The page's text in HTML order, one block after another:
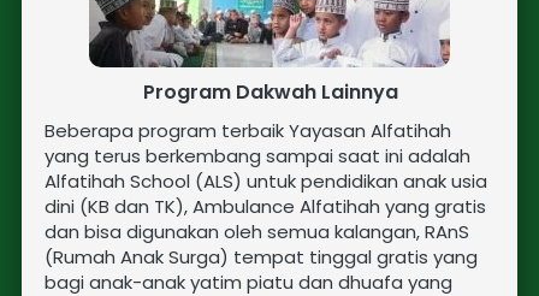
Program Dakwah Lainnya
Beberapa program terbaik Yayasan Alfatihah
yang terus berkembang sampai saat ini adalah
Alfatihah School (ALS) untuk pendidikan anak usia
dini (KB dan TK), Ambulance Alfatihah yang gratis
dan bisa digunakan oleh semua kalangan, RAnS
(Rumah Anak Surga) tempat tinggal gratis yang
bagi anak-anak yatim piatu dan dhuafa yang